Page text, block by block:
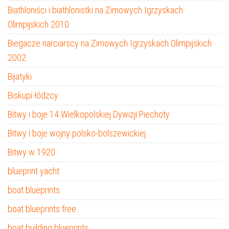
Biathloniści i biathlonistki na Zimowych Igrzyskach
Olimpijskich 2010
Biegacze narciarscy na Zimowych Igrzyskach Olimpijskich
2002
Bijatyki
Biskupi łódzcy
Bitwy i boje 14 Wielkopolskiej Dywizji Piechoty
Bitwy i boje wojny polsko-bolszewickiej
Bitwy w 1920
blueprint yacht
boat blueprints
boat blueprints free